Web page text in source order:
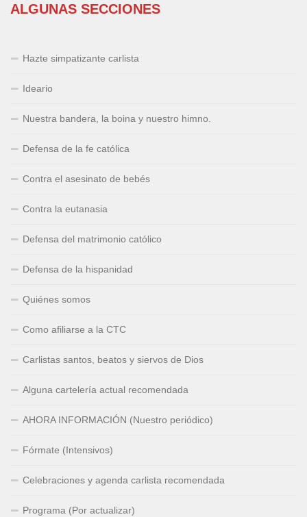
ALGUNAS SECCIONES
Hazte simpatizante carlista
Ideario
Nuestra bandera, la boina y nuestro himno.
Defensa de la fe católica
Contra el asesinato de bebés
Contra la eutanasia
Defensa del matrimonio católico
Defensa de la hispanidad
Quiénes somos
Como afiliarse a la CTC
Carlistas santos, beatos y siervos de Dios
Alguna cartelería actual recomendada
AHORA INFORMACIÓN (Nuestro periódico)
Fórmate (Intensivos)
Celebraciones y agenda carlista recomendada
Programa (Por actualizar)